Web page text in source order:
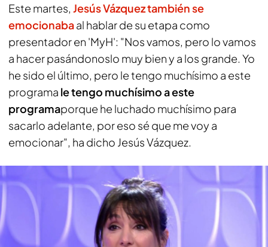
Este martes, Jesús Vázquez también se
emocionabaal hablar de su etapa como
presentador en 'MyH': "Nos vamos, pero lo vamos
a hacer pasándonoslo muy bien y a los grande. Yo
he sido el último, pero le tengo muchísimo a este
programa le tengo muchísimo a este
programaporque he luchado muchísimo para
sacarlo adelante, por eso sé que me voy a
emocionar", ha dicho Jesús Vázquez.